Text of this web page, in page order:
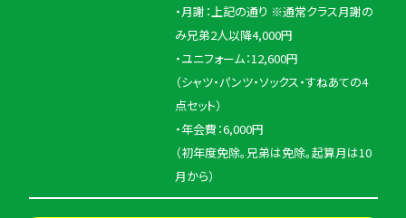
・月謝：上記の通り ※通常クラス月謝の
み兄弟2人以降4,000円
・ユニフォーム：12,600円
（シャツ・パンツ・ソックス・すねあての4
点セット）
・年会費：6,000円
（初年度免除。兄弟は免除。起算月は10
月から）